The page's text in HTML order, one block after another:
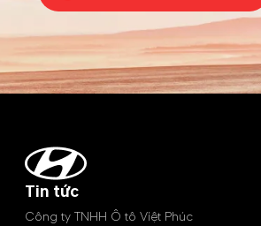
Tin tức
Công ty TNHH Ô tô Việt Phúc